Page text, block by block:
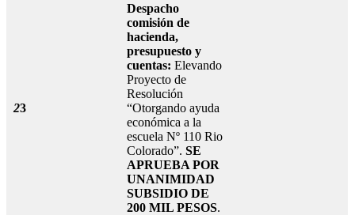
23
Despacho
comisión de
hacienda,
presupuesto y
cuentas: Elevando
Proyecto de
Resolución
“Otorgando ayuda
económica a la
escuela Nº 110 Rio
Colorado”. SE
APRUEBA POR
UNANIMIDAD
SUBSIDIO DE
200 MIL PESOS.